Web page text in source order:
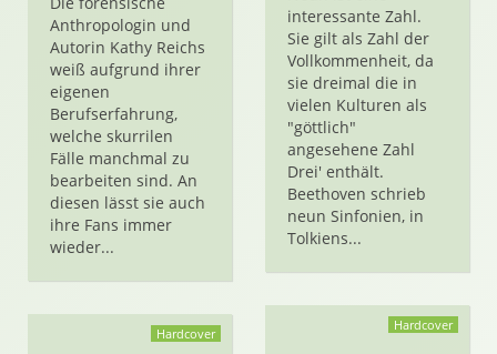
Anthropologin und
Autorin Kathy Reichs
weiß aufgrund ihrer
eigenen
Berufserfahrung,
welche skurrilen
Fälle manchmal zu
bearbeiten sind. An
diesen lässt sie auch
ihre Fans immer
wieder...
interessante Zahl.
Sie gilt als Zahl der
Vollkommenheit, da
sie dreimal die in
vielen Kulturen als
"göttlich"
angesehene Zahl
Drei' enthält.
Beethoven schrieb
neun Sinfonien, in
Tolkiens...
Hardcover
Hardcover